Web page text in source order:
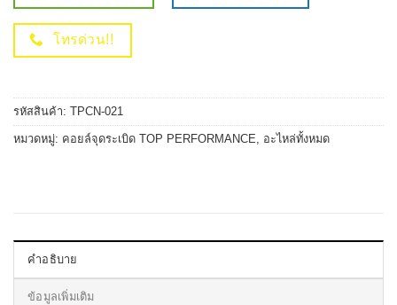
โทรด่วน!!
รหัสสินค้า: TPCN-021
หมวดหมู่: คอยล์จุดระเบิด TOP PERFORMANCE, อะไหล่ทั้งหมด
คำอธิบาย
ข้อมูลเพิ่มเติม